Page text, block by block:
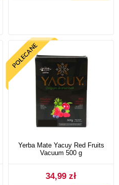
Yerba Mate Yacuy Red Fruits
Vacuum 500 g
34,99 zł